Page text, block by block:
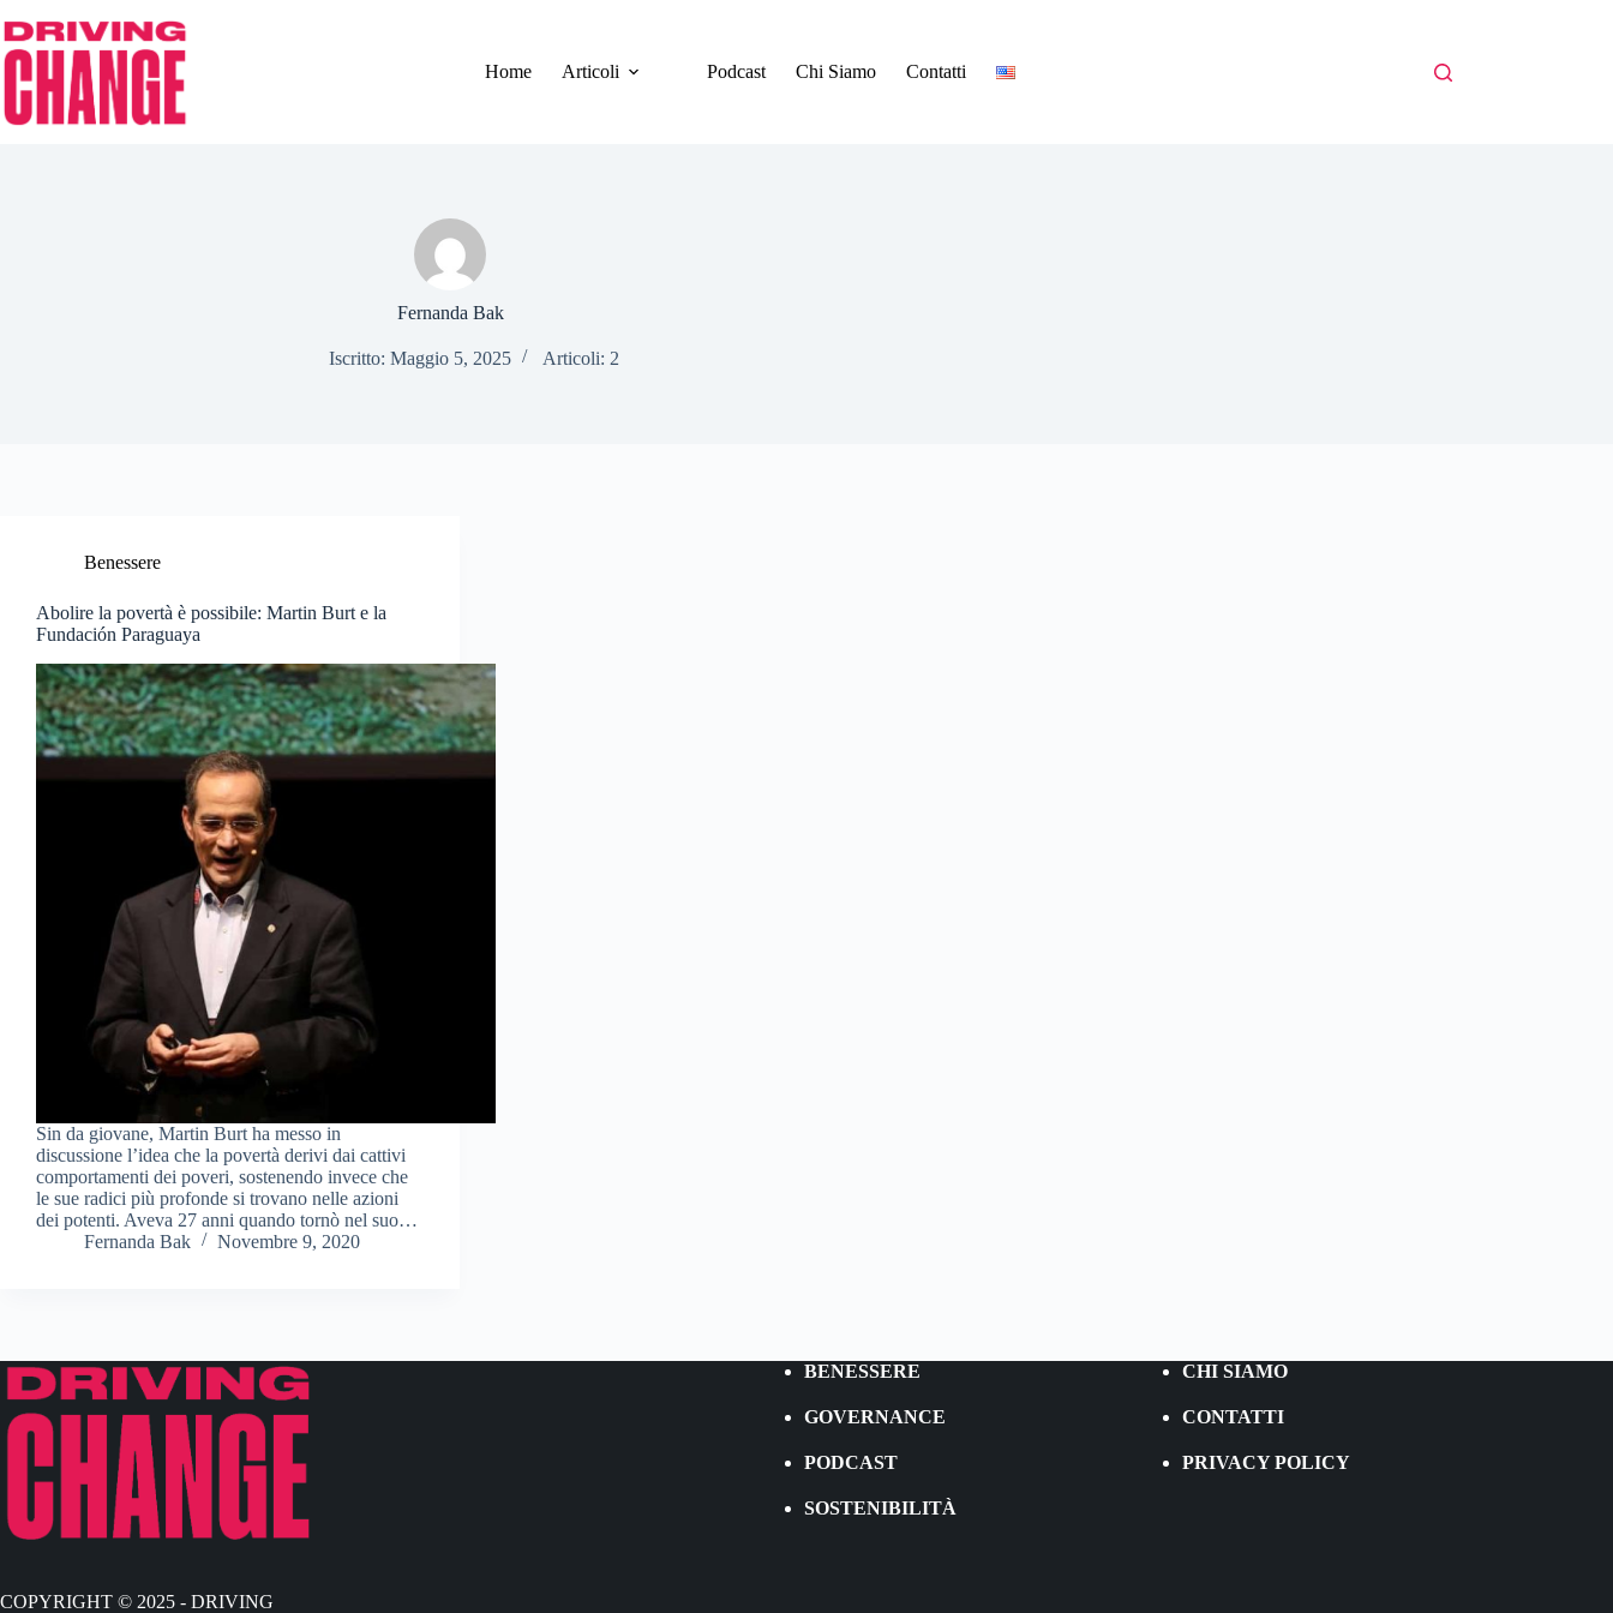
Home Articoli Podcast Chi Siamo Contatti
Fernanda Bak
Iscritto: Maggio 5, 2025 Articoli: 2
Benessere
Abolire la povertà è possibile: Martin Burt e la
Fundación Paraguaya
Sin da giovane, Martin Burt ha messo in
discussione l’idea che la povertà derivi dai cattivi
comportamenti dei poveri, sostenendo invece che
le sue radici più profonde si trovano nelle azioni
dei potenti. Aveva 27 anni quando tornò nel suo…
Fernanda Bak
Novembre 9, 2020
COPYRIGHT © 2025 - DRIVING
BENESSERE
GOVERNANCE
PODCAST
SOSTENIBILITÀ
CHI SIAMO
CONTATTI
PRIVACY POLICY